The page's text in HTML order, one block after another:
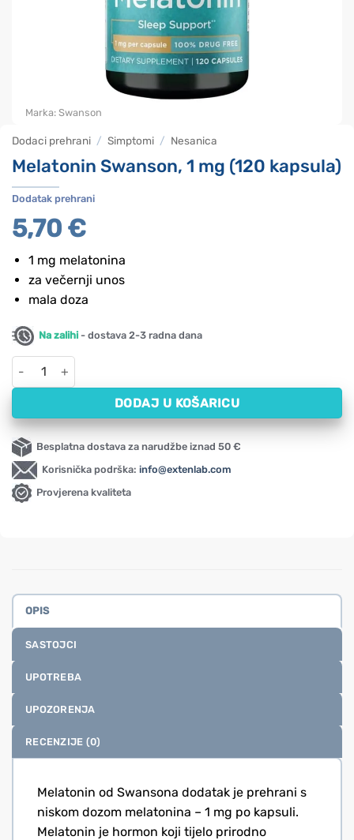
Dodaci prehrani / Simptomi / Nesanica
Melatonin Swanson, 1 mg (120 kapsula)
Dodatak prehrani
5,70 €
1 mg melatonina
za večernji unos
mala doza
Na zalihi - dostava 2-3 radna dana
Melatonin Swanson, 1 mg (120 kapsula) količina
DODAJ U KOŠARICU
Besplatna dostava za narudžbe iznad 50 €
Korisnička podrška: info@extenlab.com
Provjerena kvaliteta
Marka: Swanson
OPIS
SASTOJCI
UPOTREBA
UPOZORENJA
RECENZIJE (0)
Melatonin od Swansona dodatak je prehrani s
niskom dozom melatonina – 1 mg po kapsuli.
Melatonin je hormon koji tijelo prirodno